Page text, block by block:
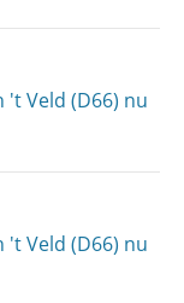
't Veld (D66) nu
't Veld (D66) nu